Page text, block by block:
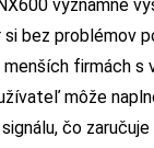
významne
bez problémov
firmách
môže
čo